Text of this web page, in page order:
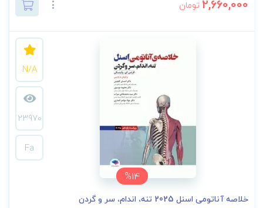
2,660,000 تومان
%14
N/A
23970
Fa
خلاصه‌ آناتومی اسنل 2025 تنه، اندام، سر و گردن